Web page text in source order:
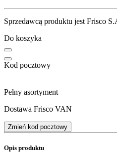
Sprzedawcą produktu jest Frisco
Do koszyka
Kod pocztowy
Pełny asortyment
Dostawa Frisco VAN
Zmień kod pocztowy
Opis produktu